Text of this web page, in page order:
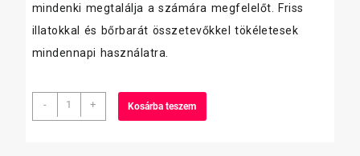
mindenki megtalálja a számára megfelelőt. Friss
illatokkal és bőrbarát összetevőkkel tökéletesek
mindennapi használatra.
-
Nivea
dezodor
+ Kosárba teszem